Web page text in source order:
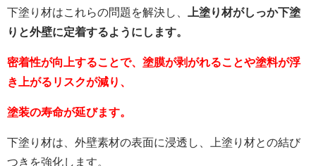
下塗り材はこれらの問題を解決し、
上塗り材がしっか下塗
りと外壁に定着するようにします。
密着性が向上することで、塗膜が剥がれることや塗料が浮
き上がるリスクが減り、
塗装の寿命が延びます。
下塗り材は、外壁素材の表面に浸透し、上塗り材との結び
つきを強化します。